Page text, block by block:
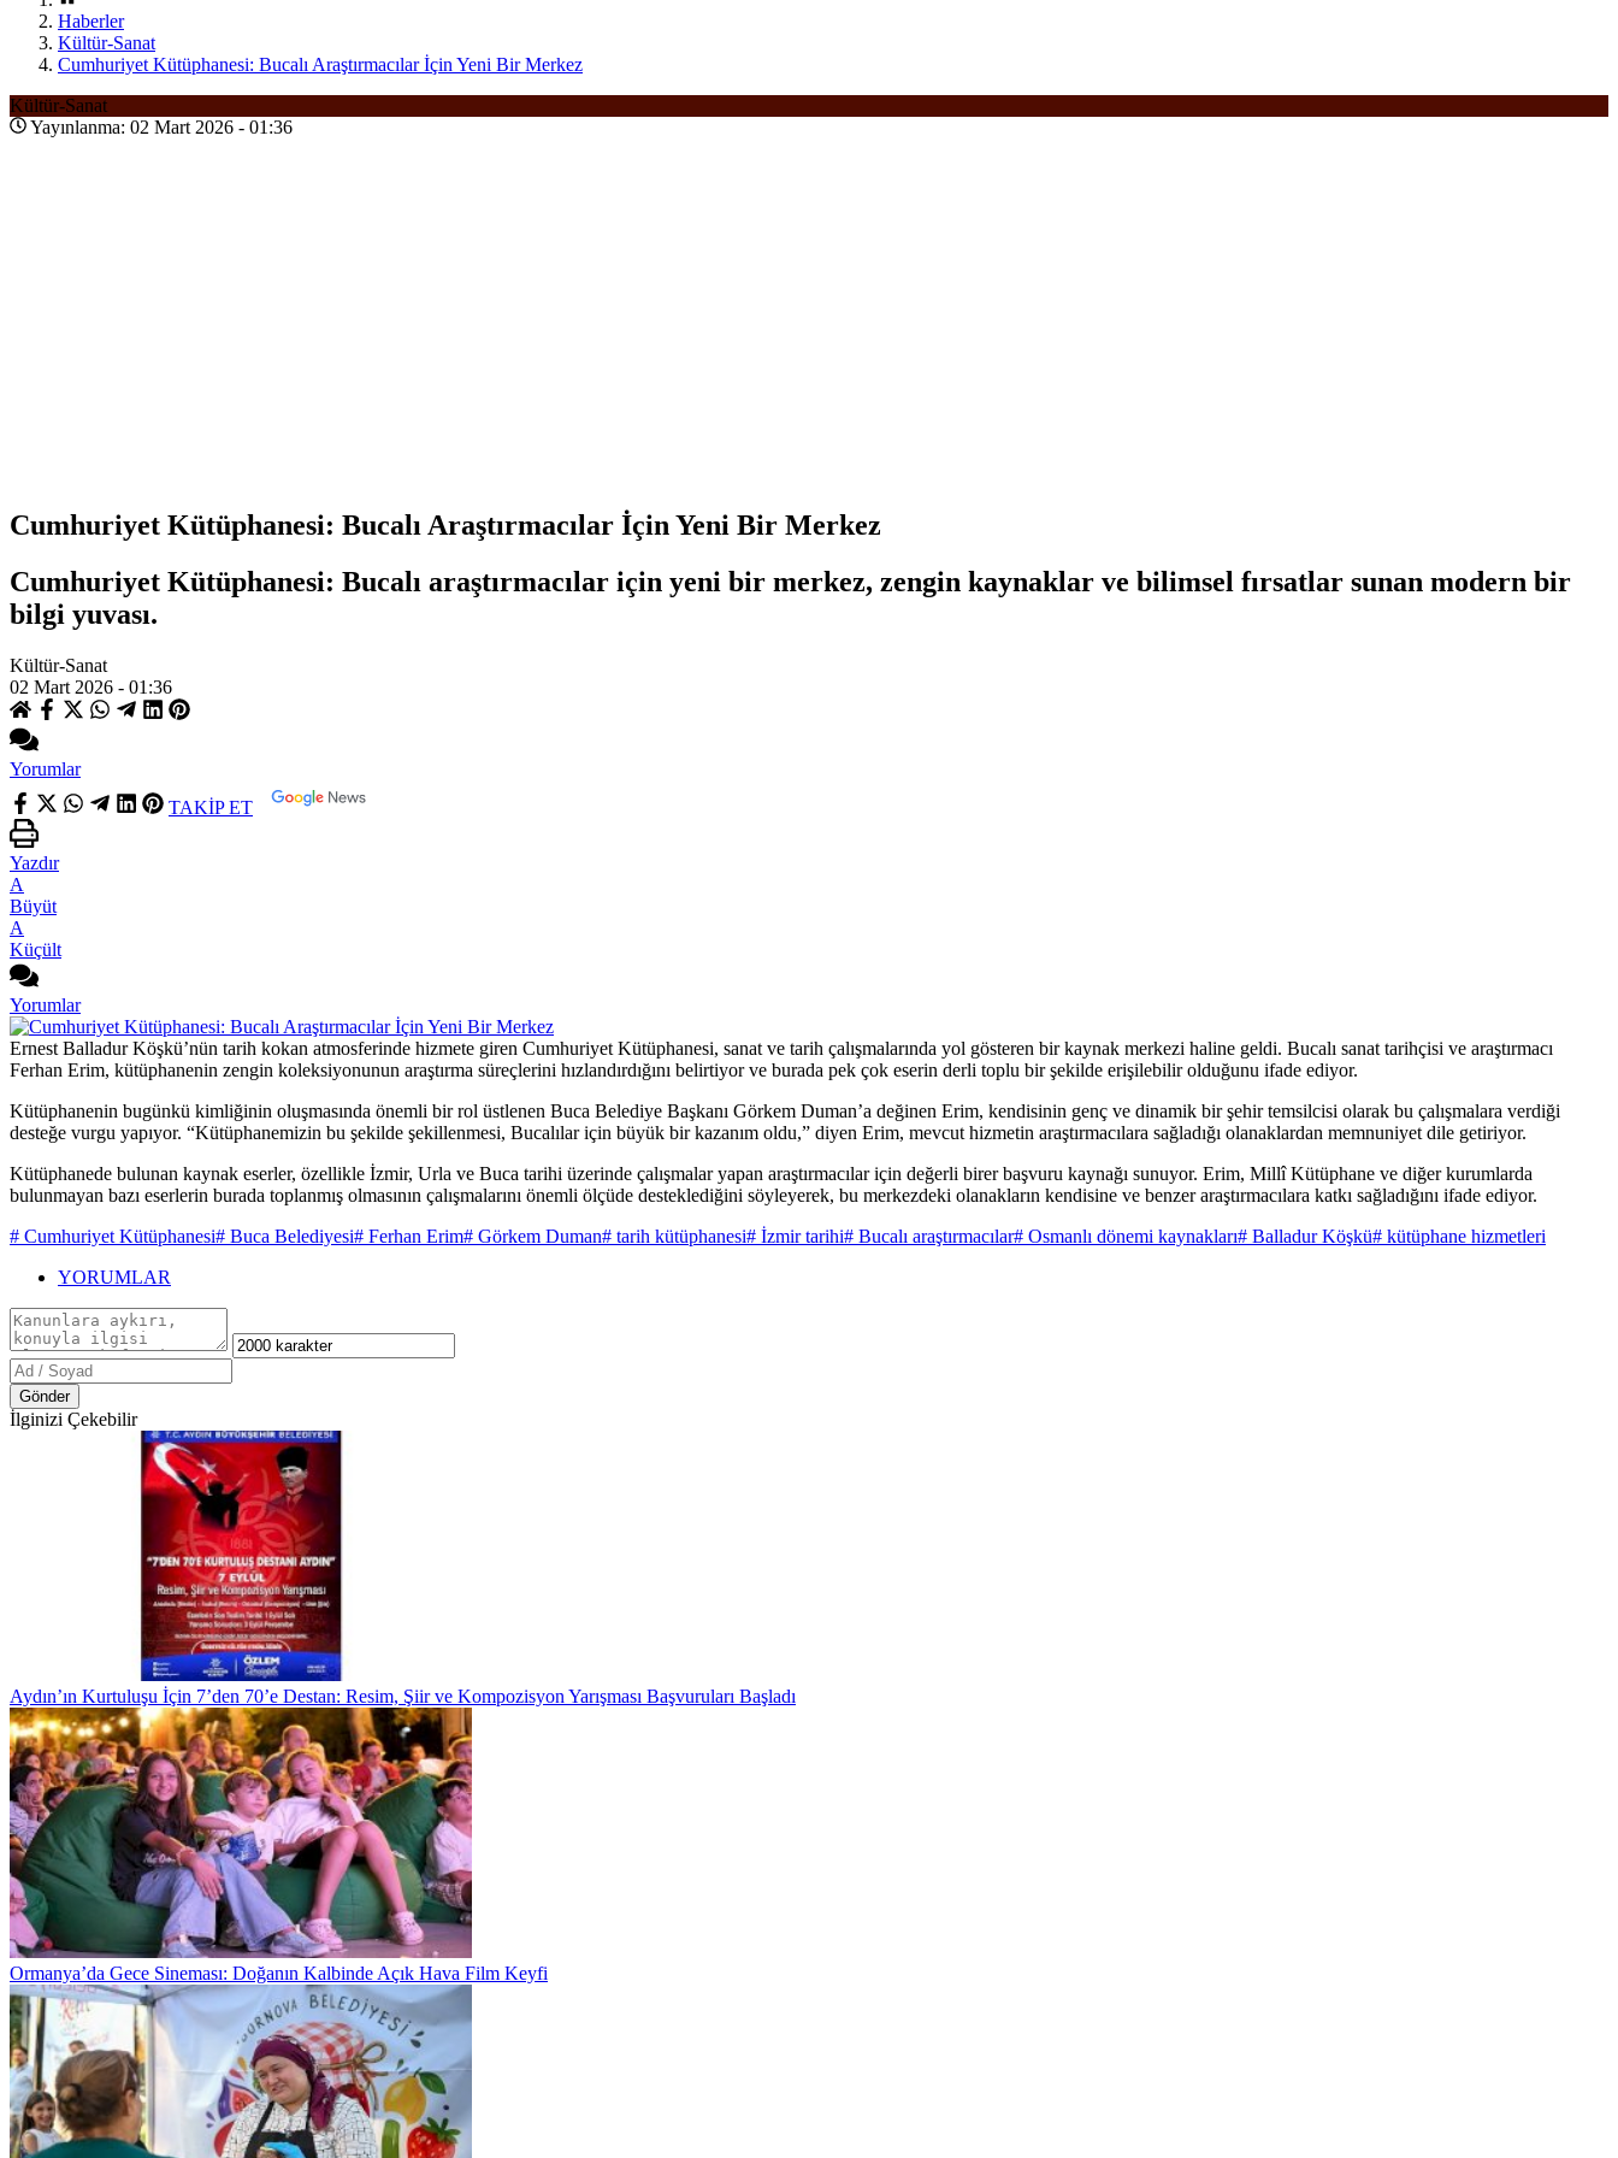
Haberler
Kültür-Sanat
Cumhuriyet Kütüphanesi: Bucalı Araştırmacılar İçin Yeni Bir Merkez
Kültür-Sanat
Yayınlanma: 02 Mart 2026 - 01:36
Cumhuriyet Kütüphanesi: Bucalı Araştırmacılar İçin Yeni Bir Merkez
Cumhuriyet Kütüphanesi: Bucalı araştırmacılar için yeni bir merkez, zengin kaynaklar ve bilimsel fırsatlar sunan modern bir
bilgi yuvası.
Kültür-Sanat
02 Mart 2026 - 01:36
Yorumlar
TAKİP ET
Yazdır
A
Büyüt
A
Küçült
Yorumlar
Ernest Balladur Köşkü’nün tarih kokan atmosferinde hizmete giren Cumhuriyet Kütüphanesi, sanat ve tarih çalışmalarında yol gösteren bir kaynak merkezi haline geldi. Bucalı sanat tarihçisi ve araştırmacı
Ferhan Erim, kütüphanenin zengin koleksiyonunun araştırma süreçlerini hızlandırdığını belirtiyor ve burada pek çok eserin derli toplu bir şekilde erişilebilir olduğunu ifade ediyor.
Kütüphanenin bugünkü kimliğinin oluşmasında önemli bir rol üstlenen Buca Belediye Başkanı Görkem Duman’a değinen Erim, kendisinin genç ve dinamik bir şehir temsilcisi olarak bu çalışmalara verdiği
desteğe vurgu yapıyor. “Kütüphanemizin bu şekilde şekillenmesi, Bucalılar için büyük bir kazanım oldu,” diyen Erim, mevcut hizmetin araştırmacılara sağladığı olanaklardan memnuniyet dile getiriyor.
Kütüphanede bulunan kaynak eserler, özellikle İzmir, Urla ve Buca tarihi üzerinde çalışmalar yapan araştırmacılar için değerli birer başvuru kaynağı sunuyor. Erim, Millî Kütüphane ve diğer kurumlarda
bulunmayan bazı eserlerin burada toplanmış olmasının çalışmalarını önemli ölçüde desteklediğini söyleyerek, bu merkezdeki olanakların kendisine ve benzer araştırmacılara katkı sağladığını ifade ediyor.
# Cumhuriyet Kütüphanesi# Buca Belediyesi# Ferhan Erim# Görkem Duman# tarih kütüphanesi# İzmir tarihi# Bucalı araştırmacılar# Osmanlı dönemi kaynakları# Balladur Köşkü# kütüphane hizmetleri
YORUMLAR
Gönder
İlginizi Çekebilir
Aydın’ın Kurtuluşu İçin 7’den 70’e Destan: Resim, Şiir ve Kompozisyon Yarışması Başvuruları Başladı
Ormanya’da Gece Sineması: Doğanın Kalbinde Açık Hava Film Keyfi